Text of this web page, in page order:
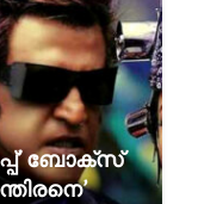
ബോക്സ്